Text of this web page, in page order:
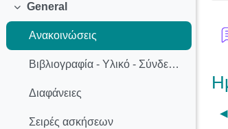
Collapse
General
Ανακοινώσεις
Βιβλιογραφία - Υλικό - Σύνδεσμοι
Διαφάνειες
Σειρές ασκήσεων
◀︎